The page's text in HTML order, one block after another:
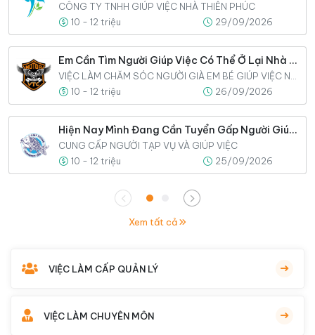
CÔNG TY TNHH GIÚP VIỆC NHÀ THIÊN PHÚC
10 - 12 triệu
29/09/2026
Em Cần Tìm Người Giúp Việc Có Thể Ở Lại Nhà Luôn
10 - 12 triệu
26/09/2026
Hiện Nay Mình Đang Cần Tuyển Gấp Người Giúp Việc Cho Gia Đình
CUNG CẤP NGƯỜI TẠP VỤ VÀ GIÚP VIỆC
10 - 12 triệu
25/09/2026
Xem tất cả
VIỆC LÀM CẤP QUẢN LÝ
VIỆC LÀM CHUYÊN MÔN